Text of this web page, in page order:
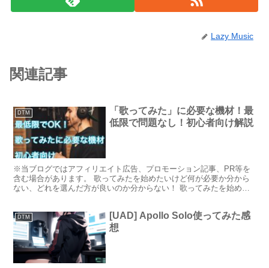
Lazy Music
関連記事
DTM
「歌ってみた」に必要な機材！最
低限で問題なし！初心者向け解説
※当ブログではアフィリエイト広告、プロモーション記事、PR等を
含む場合があります。 歌ってみたを始めたいけど何が必要か分から
ない、どれを選んだ方が良いのか分からない！ 歌ってみたを始めよ
DTM
[UAD] Apollo Solo使ってみた感
想